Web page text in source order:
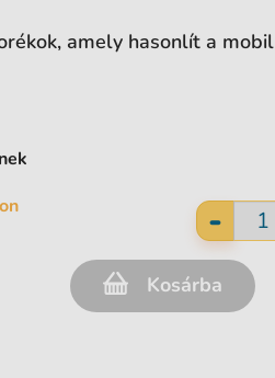
amely hasonlít a mobil
-
Kosárba